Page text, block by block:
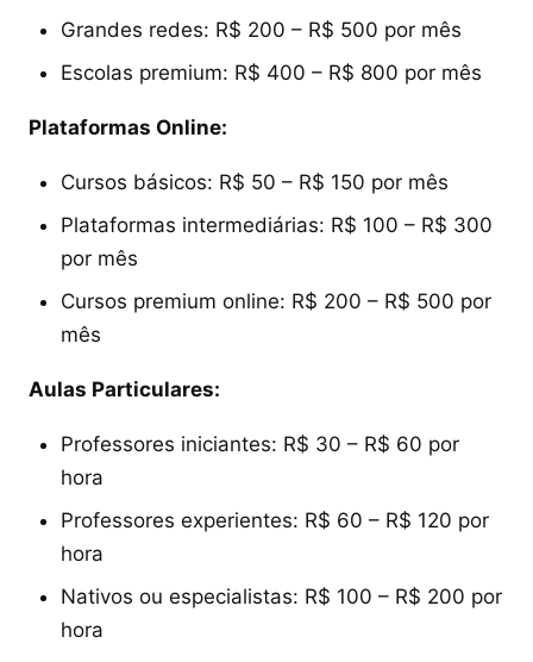
Grandes redes: R$ 200 – R$ 500 por mês
Escolas premium: R$ 400 – R$ 800 por mês
Plataformas Online:
Cursos básicos: R$ 50 – R$ 150 por mês
Plataformas intermediárias: R$ 100 – R$ 300
por mês
Cursos premium online: R$ 200 – R$ 500 por
mês
Aulas Particulares:
Professores iniciantes: R$ 30 – R$ 60 por
hora
Professores experientes: R$ 60 – R$ 120 por
hora
Nativos ou especialistas: R$ 100 – R$ 200 por
hora